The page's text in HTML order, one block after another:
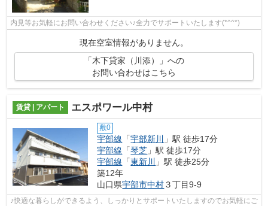
内見等お気軽にお問い合わせください♪全力でサポートいたします(*^^*)
現在空室情報がありません。
「木下貸家（川添）」への
お問い合わせはこちら
賃貸 | アパート エスポワール中村
敷0
宇部線 「宇部新川
」駅 徒歩17分
宇部線 「琴芝 」駅 徒歩17分
宇部線 「東新川
」駅 徒歩25分
築12年
山口県宇部市中村３丁目9-9
♪快適な暮らしができるよう、しっかりとサポートいたしますのでお気軽にご